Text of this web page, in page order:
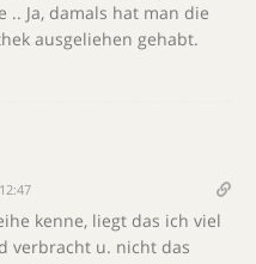
Ja, damals hat man die
ausgeliehen gehabt.
kenne, liegt das ich viel
verbracht u. nicht das